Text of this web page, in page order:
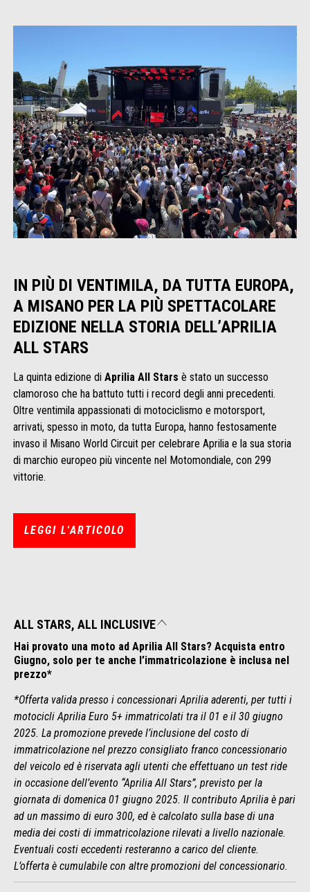
IN PIÙ DI VENTIMILA, DA TUTTA EUROPA,
A MISANO PER LA PIÙ SPETTACOLARE
EDIZIONE NELLA STORIA DELL’APRILIA
ALL STARS
La quinta edizione di Aprilia All Stars è stato un successo
clamoroso che ha battuto tutti i record degli anni precedenti.
Oltre ventimila appassionati di motociclismo e motorsport,
arrivati, spesso in moto, da tutta Europa, hanno festosamente
invaso il Misano World Circuit per celebrare Aprilia e la sua storia
di marchio europeo più vincente nel Motomondiale, con 299
vittorie.
LEGGI L'ARTICOLO
ALL STARS, ALL INCLUSIVE
Hai provato una moto ad Aprilia All Stars? Acquista entro
Giugno, solo per te anche l’immatricolazione è inclusa nel
prezzo*
*Offerta valida presso i concessionari Aprilia aderenti, per tutti i
motocicli Aprilia Euro 5+ immatricolati tra il 01 e il 30 giugno
2025. La promozione prevede l’inclusione del costo di
immatricolazione nel prezzo consigliato franco concessionario
del veicolo ed è riservata agli utenti che effettuano un test ride
in occasione dell’evento “Aprilia All Stars”, previsto per la
giornata di domenica 01 giugno 2025. Il contributo Aprilia è pari
ad un massimo di euro 300, ed è calcolato sulla base di una
media dei costi di immatricolazione rilevati a livello nazionale.
Eventuali costi eccedenti resteranno a carico del cliente.
L’offerta è cumulabile con altre promozioni del concessionario.